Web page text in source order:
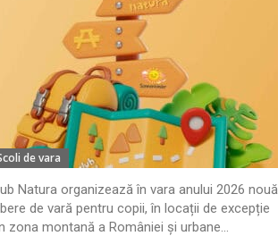
de vara
Natura organizează în vara anului 2026 nouă
de vară pentru copii, în locații de excepție
zona montană a României și urbane...